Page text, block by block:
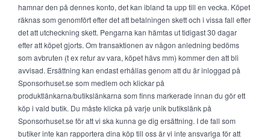
hamnar den på dennes konto, det kan ibland ta upp till en vecka. Köpet
räknas som genomfört efter det att betalningen skett och i vissa fall efter
det att utcheckning skett. Pengarna kan hämtas ut tidigast 30 dagar
efter att köpet gjorts. Om transaktionen av någon anledning bedöms
som avbruten (t ex retur av vara, köpet hävs mm) kommer den att bli
avvisad. Ersättning kan endast erhållas genom att du är inloggad på
Sponsorhuset.se som medlem och klickar på
produktlänkarna/butikslänkarna som finns markerade innan du gör ett
köp i vald butik. Du måste klicka på varje unik butikslänk på
Sponsorhuset.se för att vi ska kunna ge dig ersättning. I de fall som
butiker inte kan rapportera dina köp till oss är vi inte ansvariga för att